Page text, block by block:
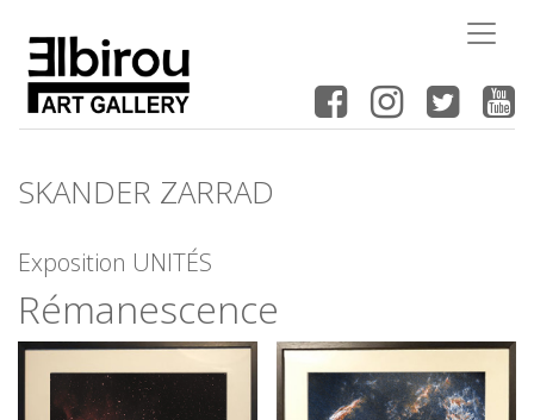
SKANDER ZARRAD
Exposition UNITÉS
Rémanescence